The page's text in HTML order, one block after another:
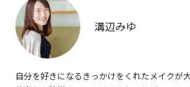
溝辺みゆ
自分を好きになるきっかけをくれたメイクが